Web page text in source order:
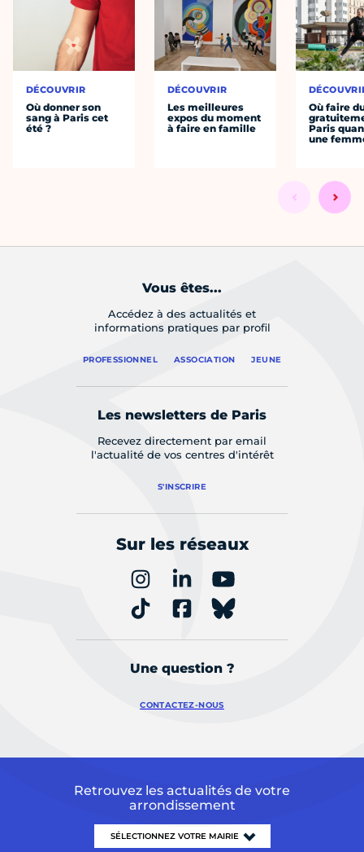
DÉCOUVRIR
Où donner son
sang à Paris cet
été ?
DÉCOUVRIR
Les meilleures
expos du moment
à faire en famille
Où faire
Paris
une
Vous êtes...
Accédez à des actualités et
informations pratiques par profil
PROFESSIONNEL ASSOCIATION JEUNE
Les newsletters de Paris
Recevez directement par email
l'actualité de vos centres d'intérêt
S'INSCRIRE
Sur les réseaux
Une question ?
CONTACTEZ-NOUS
Retrouvez les actualités de votre
arrondissement